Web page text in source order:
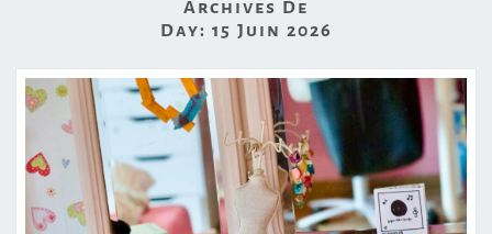
Archives De
Day: 15 Juin 2026